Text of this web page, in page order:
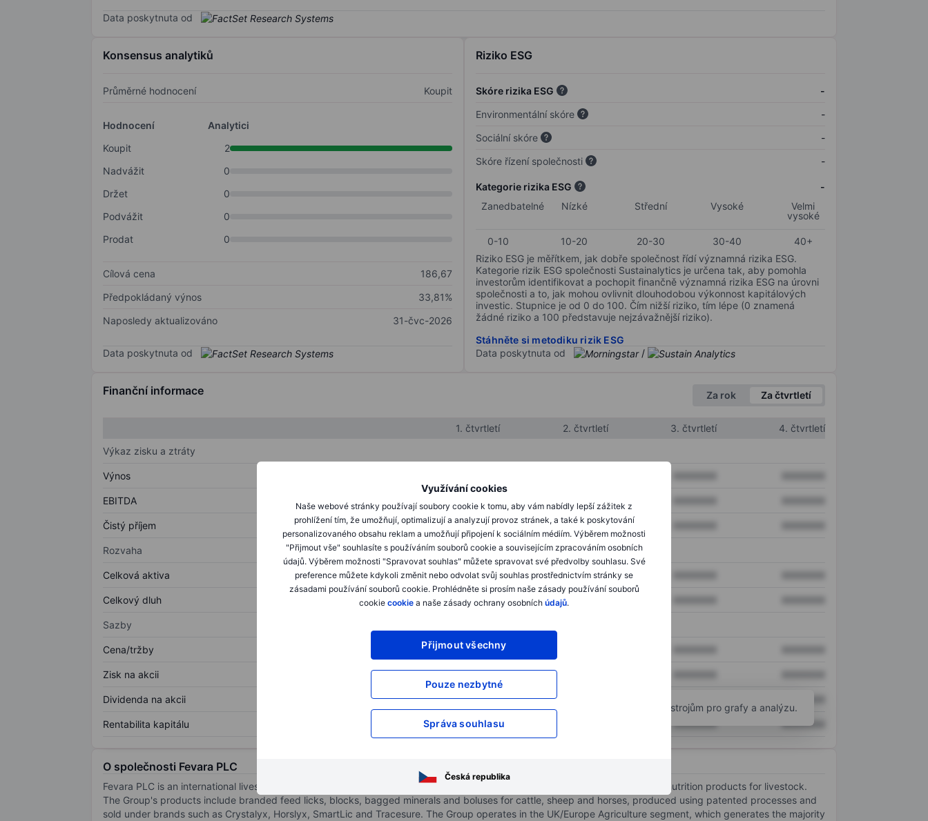
Využívání cookies
Naše webové stránky používají soubory cookie k tomu, aby vám nabídly lepší zážitek z
prohlížení tím, že umožňují, optimalizují a analyzují provoz stránek, a také k poskytování
personalizovaného obsahu reklam a umožňují připojení k sociálním médiím. Výběrem možnosti
"Přijmout vše" souhlasíte s používáním souborů cookie a souvisejícím zpracováním osobních
údajů. Výběrem možnosti "Spravovat souhlas" můžete spravovat své předvolby souhlasu. Své
preference můžete kdykoli změnit nebo odvolat svůj souhlas prostřednictvím stránky se
zásadami používání souborů cookie. Prohlédněte si prosím naše zásady používání souborů
cookie cookie a naše zásady ochrany osobních údajů.
Přijmout všechny
Pouze nezbytné
Správa souhlasu
Česká republika
Data poskytnuta od
Konsensus analytiků
Průměrné hodnocení Koupit
Hodnocení
Analytici
Koupit
2
Nadvážit
0
Držet
0
Podvážit
0
Prodat
0
Cílová cena
186,67
Předpokládaný výnos
33,81%
Naposledy aktualizováno
31-čvc-2026
Data poskytnuta od
Riziko ESG
Skóre rizika ESG
-
Environmentální skóre
-
Sociální skóre
-
Skóre řízení společnosti
-
Kategorie rizika ESG
-
Zanedbatelné
Nízké Střední Vysoké
Velmi
vysoké
0-10 10-20 20-30 30-40
40+
Riziko ESG je měřítkem, jak dobře společnost řídí významná rizika ESG.
Kategorie rizik ESG společnosti Sustainalytics je určena tak, aby pomohla
investorům identifikovat a pochopit finančně významná rizika ESG na úrovni
společnosti a to, jak mohou ovlivnit dlouhodobou výkonnost kapitálových
investic. Stupnice je od 0 do 100. Čím nižší riziko, tím lépe (0 znamená
žádné riziko a 100 představuje nejzávažnější riziko).
Stáhněte si metodiku rizik ESG
Data poskytnuta od
/
Finanční informace Za rok Za čtvrtletí
1. čtvrtletí 2. čtvrtletí 3. čtvrtletí
4. čtvrtletí
Výkaz zisku a ztráty
Výnos
EBITDA XXXXXXX XXXXXXX
Čistý příjem XXXXXXX XXXXXXX
Rozvaha
Celková aktiva XXXXXXX XXXXXXX
Celkový dluh XXXXXXX XXXXXXX
Sazby
Cena/tržby XXXXXXX
Zisk na akcii XXXXXXX
Dividenda na akcii XXXXXXX
Rentabilita kapitálu XXXXXXX XXXXXXX XXXXXXX
Otevřete si účeta získejte přístup k pokročilým nástrojům pro grafy a analýzu.
O společnosti Fevara PLC
Fevara PLC is an international livestock supplements company engaged in the development, manufacture, and marketing of nutrition products for livestock.
The Group's products include branded feed licks, blocks, bagged minerals and boluses for cattle, sheep and horses, produced using patented processes and
sold under brands such as Crystalyx, Horslyx, SmartLic and Tracesure. The Group operates in the UK/Europe Agriculture segment, which generates the majority